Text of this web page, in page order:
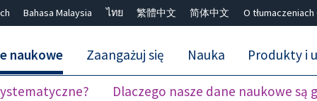
Bahasa Malaysia ไทย 繁體中文 简体中文 O
naukowe
Dlaczego nasze dane naukowe są
Zaangażuj się Nauka Produkty i